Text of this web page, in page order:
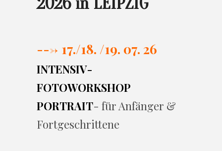
---> 17./18. /19. 07. 26
INTENSIV-
FOTOWORKSHOP
PORTRAIT- für Anfänger &
Fortgeschrittene